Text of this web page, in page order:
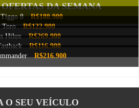
OFERTAS DA SEMANA
Tiggo 8
R$180.900
Toro
R$122.900
Hilux
R$269.900
R$116.900
R$216.900
O SEU VEÍCULO